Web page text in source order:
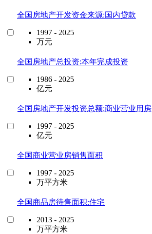
全国房地产开发资金来源:国内贷款
1997 - 2025
万元
全国房地产总投资:本年完成投资
1986 - 2025
亿元
全国房地产开发投资总额:商业营业用房
1997 - 2025
亿元
全国商业营业房销售面积
1997 - 2025
万平方米
全国商品房待售面积:住宅
2013 - 2025
万平方米